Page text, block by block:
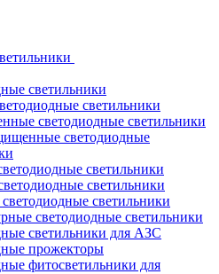
светильники
светильники
светодиодные светильники
светодиодные
светильники
светильники
светильники
светодиодные светильники
светильники для АЗС
прожекторы
фитосветильники для